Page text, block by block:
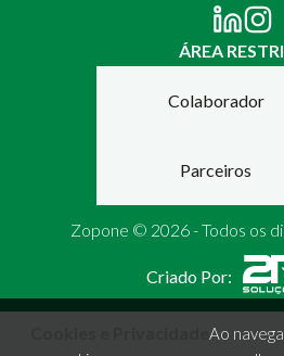
ÁREA
Colaborador
Parceiros
Zopone © 2026 - Todos os
Criado Por:
Ao